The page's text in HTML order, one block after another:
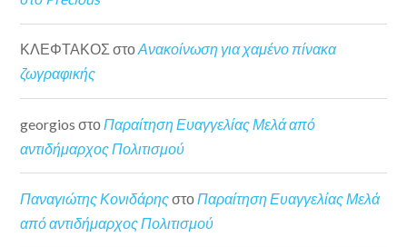
ΚΛΕΦΤΑΚΟΣ στοΑνακοίνωση για χαμένο πίνακα
ζωγραφικής
georgios στο Παραίτηση Ευαγγελίας Μελά από
αντιδήμαρχος Πολιτισμού
Παναγιώτης Κονιδάρηςστο Παραίτηση Ευαγγελίας Μελά
από αντιδήμαρχος Πολιτισμού